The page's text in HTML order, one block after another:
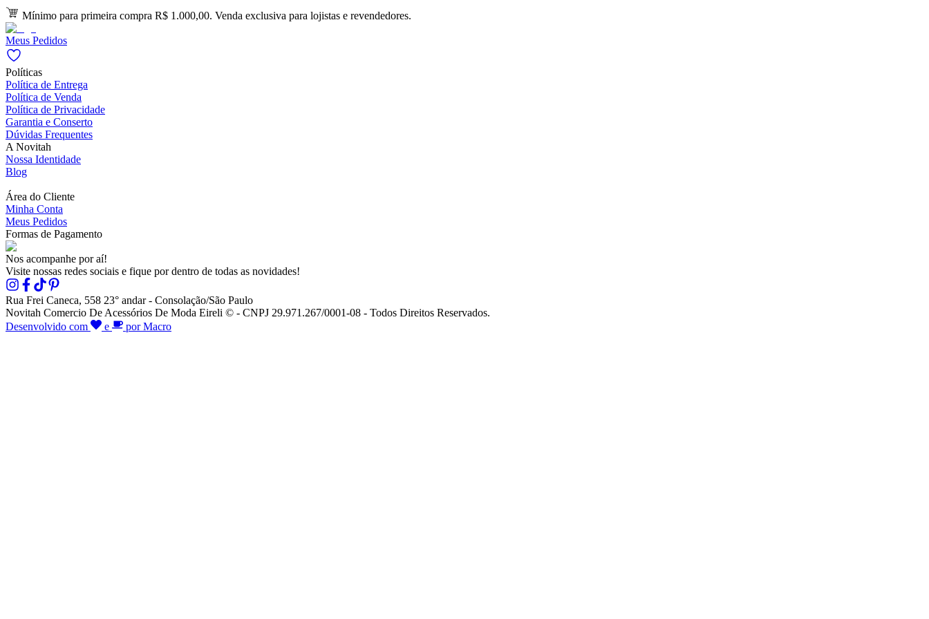
Mínimo para primeira compra R$ 1.000,00. Venda exclusiva para lojistas e revendedores.
Meus Pedidos
Políticas
Política de Entrega
Política de Venda
Política de Privacidade
Garantia e Conserto
Dúvidas Frequentes
A Novitah
Nossa Identidade
Blog
Área do Cliente
Minha Conta
Meus Pedidos
Formas de Pagamento
Nos acompanhe por aí!
Visite nossas redes sociais e fique por dentro de todas as novidades!
Rua Frei Caneca, 558 23° andar - Consolação/São Paulo
Novitah Comercio De Acessórios De Moda Eireli © - CNPJ 29.971.267/0001-08 - Todos Direitos Reservados.
Desenvolvido com
e por Macro